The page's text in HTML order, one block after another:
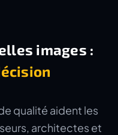
images :
qualité aident les
architectes et